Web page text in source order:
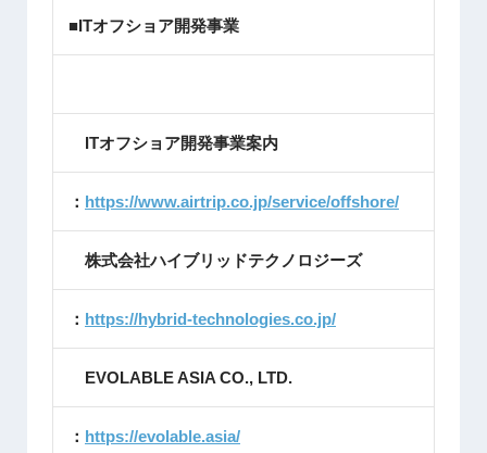
■ITオフショア開発事業
ITオフショア開発事業案内
： https://www.airtrip.co.jp/service/offshore/
株式会社ハイブリッドテクノロジーズ
： https://hybrid-technologies.co.jp/
EVOLABLE ASIA CO., LTD.
： https://evolable.asia/